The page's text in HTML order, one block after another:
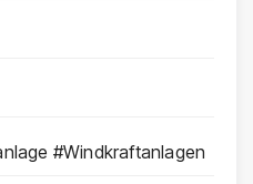
#Windkraftanlagen